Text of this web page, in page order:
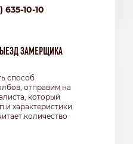
635-10-10
ЗАМЕРЩИКА
способ
отправим на
который
и характеристики
количество